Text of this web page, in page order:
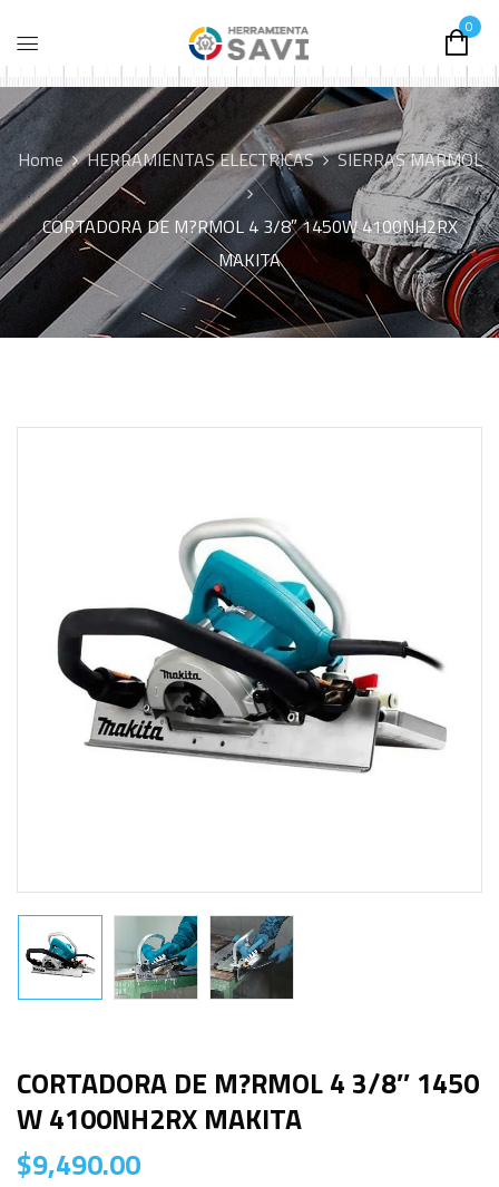
0
Home HERRAMIENTAS ELECTRICAS SIERRAS MARMOL
CORTADORA DE M?RMOL 4 3/8″ 1450W 4100NH2RX
MAKITA
CORTADORA DE M?RMOL 4 3/8″ 1450
W 4100NH2RX MAKITA
$9,490.00